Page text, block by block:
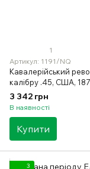
1
Артикул: 1191/NQ
Кавалерійський
калібру .45, США,
(макет
3 342 грн
В наявності
Купити
3